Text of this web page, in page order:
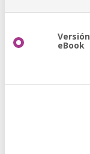
Versión
eBook